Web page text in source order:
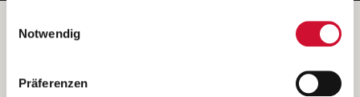
Wenn Sie auf „Cookies zulassen“ klicken, so stimmen
Sie der Speicherung sämtlicher Cookies zu. Sie können
Ihre Einwilligung selbstverständlich jederzeit widerrufen,
indem Sie die Cookie-Einstellungen aufrufen und diese
Notwendig
Präferenzen
Betreiber der Webseite
Kantstraße 45a